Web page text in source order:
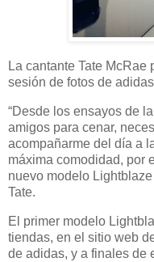
La cantante Tate McRae
sesión de fotos de
“Desde los ensayos de
amigos para cenar,
acompañarme del día a
máxima comodidad, por
nuevo modelo
Tate.
El primer modelo
tiendas, en el sitio web
de adidas, y a finales de